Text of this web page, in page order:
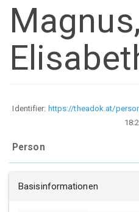
Magnus,
Identifier: https://theadok.at/
Person
Basisinformationen